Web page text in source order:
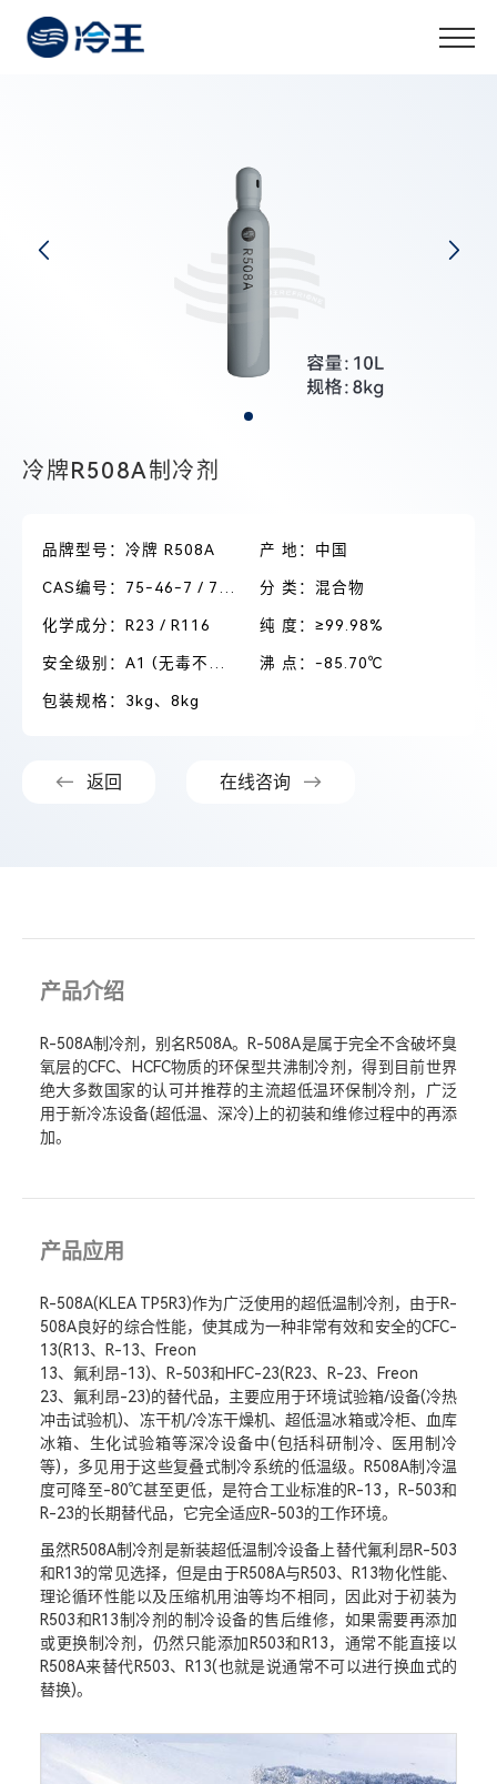
冷牌R508A制冷剂
品牌型号：冷牌 R508A 产 地：中国
分 类：混合物
化学成分：R23 / R116 纯 度：≥99.98%
沸 点：-85.70℃
包装规格：3kg、8kg
返回 在线咨询
产品介绍
R-508A制冷剂，别名R508A。R-508A是属于完全不含破坏臭
氧层的CFC、HCFC物质的环保型共沸制冷剂，得到目前世界
绝大多数国家的认可并推荐的主流超低温环保制冷剂，广泛
用于新冷冻设备(超低温、深冷)上的初装和维修过程中的再添
加。
产品应用
R-508A(KLEA TP5R3)作为广泛使用的超低温制冷剂，由于R-
508A良好的综合性能，使其成为一种非常有效和安全的CFC-
13(R13、R-13、Freon
13、氟利昂-13)、R-503和HFC-23(R23、R-23、Freon
23、氟利昂-23)的替代品，主要应用于环境试验箱/设备(冷热
冲击试验机)、冻干机/冷冻干燥机、超低温冰箱或冷柜、血库
冰箱、生化试验箱等深冷设备中(包括科研制冷、医用制冷
等)，多见用于这些复叠式制冷系统的低温级。R508A制冷温
度可降至-80℃甚至更低，是符合工业标准的R-13，R-503和
R-23的长期替代品，它完全适应R-503的工作环境。
虽然R508A制冷剂是新装超低温制冷设备上替代氟利昂R-503
和R13的常见选择，但是由于R508A与R503、R13物化性能、
理论循环性能以及压缩机用油等均不相同，因此对于初装为
R503和R13制冷剂的制冷设备的售后维修，如果需要再添加
或更换制冷剂，仍然只能添加R503和R13，通常不能直接以
R508A来替代R503、R13(也就是说通常不可以进行换血式的
替换)。